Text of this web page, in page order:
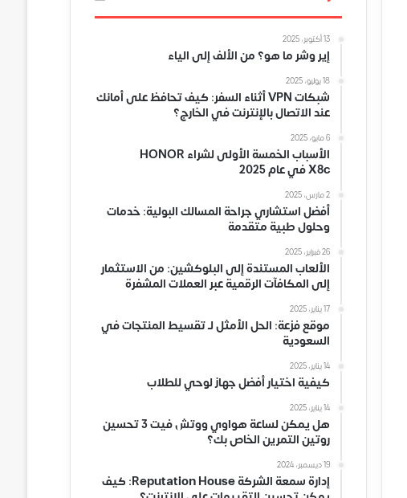
13 أكتوبر، 2025
إير وشر ما هو؟ من الألف إلى الياء
18 يوليو، 2025
شبكات VPN أثناء السفر: كيف تحافظ على أمانك
عند الاتصال بالإنترنت في الخارج؟
6 مايو، 2025
الأسباب الخمسة الأولى لشراء HONOR
X8c في عام 2025
2 مارس، 2025
أفضل استشاري جراحة المسالك البولية: خدمات
وحلول طبية متقدمة
26 فبراير، 2025
الألعاب المستندة إلى البلوكشين: من الاستثمار
إلى المكافآت الرقمية عبر العملات المشفرة
17 يناير، 2025
موقع فزعة: الحل الأمثل لـ تقسيط المنتجات في
السعودية
14 يناير، 2025
كيفية اختيار أفضل جهاز لوحي للطلاب
14 يناير، 2025
هل يمكن لساعة هواوي ووتش فيت 3 تحسين
روتين التمرين الخاص بك؟
19 ديسمبر، 2024
إدارة سمعة الشركة Reputation House: كيف